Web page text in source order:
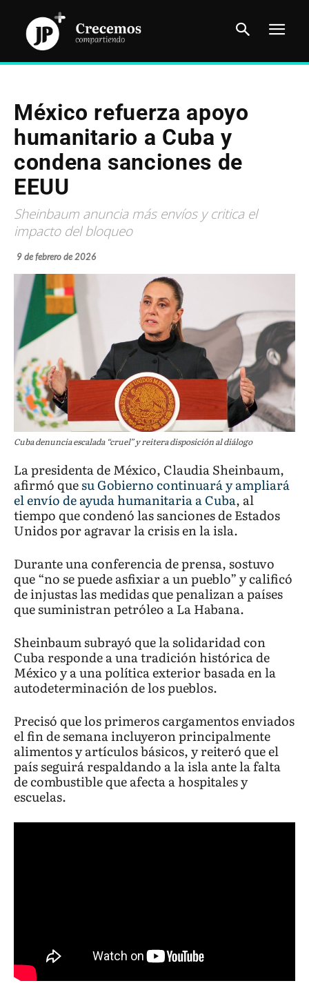
México refuerza apoyo
humanitario a Cuba y
condena sanciones de
EEUU
Sheinbaum anuncia más envíos y critica el
impacto del bloqueo
9 de febrero de 2026
Cuba denuncia escalada “cruel” y reitera disposición al diálogo
La presidenta de México, Claudia Sheinbaum,
afirmó quesu Gobierno continuará y ampliará
el envío de ayuda humanitaria a Cuba, al
tiempo que condenó las sanciones de Estados
Unidos por agravar la crisis en la isla.
Durante una conferencia de prensa, sostuvo
que “no se puede asfixiar a un pueblo” y calificó
de injustas las medidas que penalizan a países
que suministran petróleo a La Habana.
Sheinbaum subrayó que la solidaridad con
Cuba responde a una tradición histórica de
México y a una política exterior basada en la
autodeterminación de los pueblos.
Precisó que los primeros cargamentos enviados
el fin de semana incluyeron principalmente
alimentos y artículos básicos, y reiteró que el
país seguirá respaldando a la isla ante la falta
de combustible que afecta a hospitales y
escuelas.